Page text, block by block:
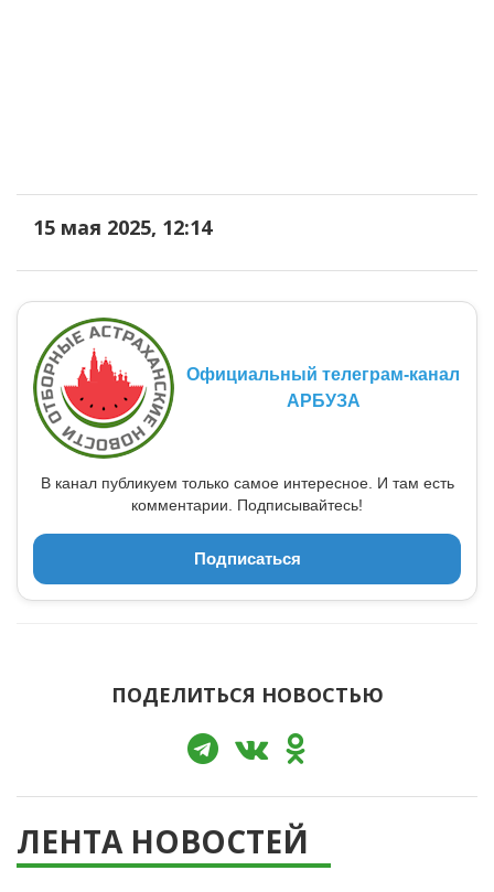
15 мая 2025, 12:14
Официальный телеграм-канал
АРБУЗА
В канал публикуем только самое интересное. И там есть
комментарии. Подписывайтесь!
Подписаться
ПОДЕЛИТЬСЯ НОВОСТЬЮ
ЛЕНТА НОВОСТЕЙ